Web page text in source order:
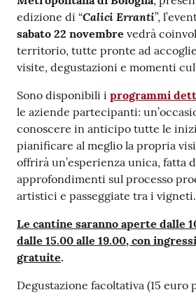
edizione di “Calici Erranti”,
sabato 22 novembre vedrà
territorio, tutte pronte ad
visite, degustazioni e momenti
Sono disponibili i programmi
le aziende partecipanti:
conoscere in anticipo tutte le
pianificare al meglio la propria
offrirà un’esperienza unica, fatta
approfondimenti sul processo
artistici e passeggiate tra i vigneti.
Le cantine saranno aperte dalle
dalle 15.00 alle 19.00, con
gratuite.
Degustazione facoltativa (15 euro